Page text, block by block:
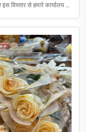
विस्तार से हमारे कार्यालय का